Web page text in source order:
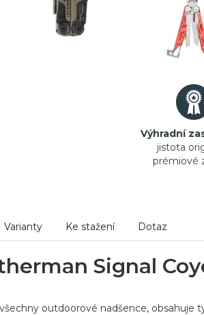
Výhradní
jistota
prémiové
Varianty Ke stažení Dotaz
Signal
outdoorové nadšence, obsahuje